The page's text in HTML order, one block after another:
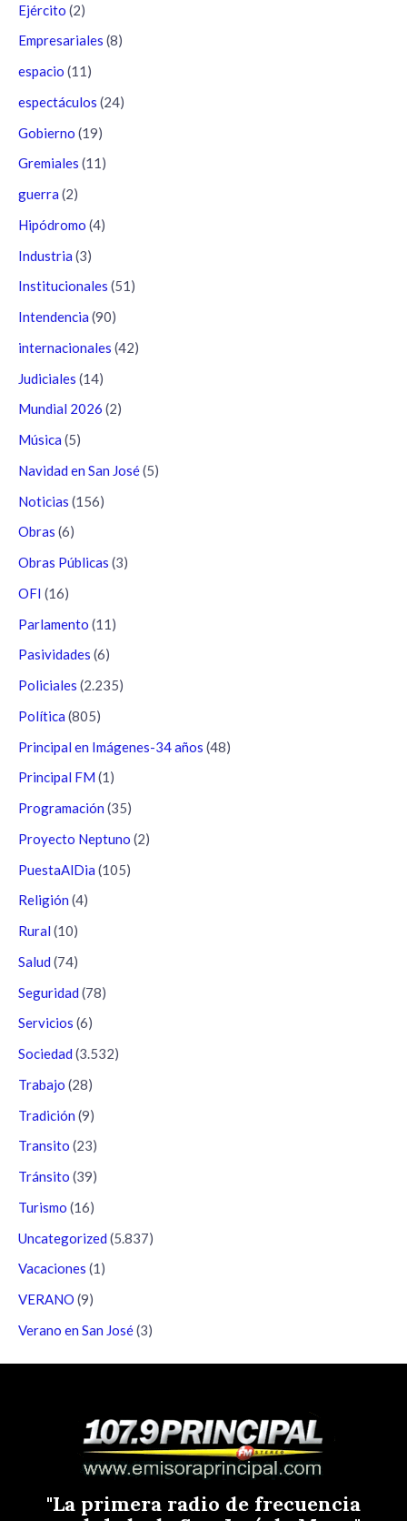
Ejército (2)
Empresariales (8)
espacio (11)
espectáculos (24)
Gobierno (19)
Gremiales (11)
guerra (2)
Hipódromo (4)
Industria (3)
Institucionales (51)
Intendencia (90)
internacionales (42)
Judiciales (14)
Mundial 2026 (2)
Música (5)
Navidad en San José(5)
Noticias (156)
Obras (6)
Obras Públicas (3)
OFI (16)
Parlamento (11)
Pasividades (6)
Policiales (2.235)
Política (805)
Principal en Imágenes-34 años (48)
Principal FM (1)
Programación (35)
Proyecto Neptuno (2)
PuestaAlDia (105)
Religión (4)
Rural (10)
Salud (74)
Seguridad (78)
Servicios (6)
Sociedad (3.532)
Trabajo (28)
Tradición (9)
Transito (23)
Tránsito (39)
Turismo (16)
Uncategorized (5.837)
Vacaciones (1)
VERANO (9)
Verano en San José(3)
"La primera radio de frecuencia